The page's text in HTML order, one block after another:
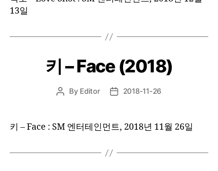
13일
키 – Face (2018)
Post
By Editor
Post2018-11-26
키 – Face : SM 엔터테인먼트, 2018년 11월 26일